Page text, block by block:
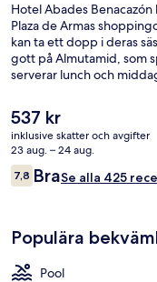
Hotel Abades
Plaza de Armas
kan ta ett dopp i deras
gott på Almutamid, som
serverar lunch och
Det
nuvarande
priset
är
537 kr
537 kr
inklusive skatter och avgifter
23 aug. – 24 aug.
Recensioner
7,87,8 av 10,
BraSe alla 425
Populära
Pool